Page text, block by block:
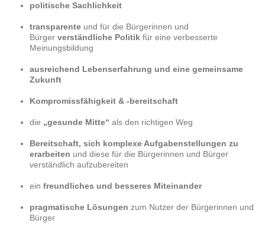
politische Sachlichkeit
transparente und für die Bürgerinnen und
Bürger verständliche Politik für eine verbesserte
Meinungsbildung
ausreichend Lebenserfahrung und eine gemeinsame
Zukunft
Kompromissfähigkeit & -bereitschaft
die „gesunde Mitte“ als den richtigen Weg
Bereitschaft, sich komplexe Aufgabenstellungen zu
erarbeiten und diese für die Bürgerinnen und Bürger
verständlich aufzubereiten
ein freundliches und besseres Miteinander
pragmatische Lösungen zum Nutzer der Bürgerinnen und
Bürger